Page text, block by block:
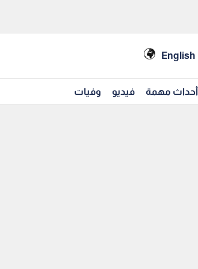
English
أحداث مهمة فيديو وفيات